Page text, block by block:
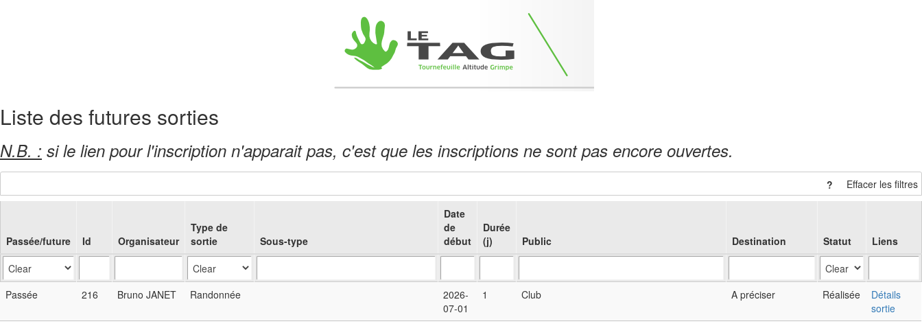
Liste des futures sorties
N.B. : si le lien pour l'inscription n'apparait pas, c'est que les inscriptions ne sont pas encore ouvertes.
? Effacer les filtres
Passée/future Id Organisateur
Type de
sortie
Sous-type
Date
de
début
Durée
(j)
Public Destination Statut Liens
Passée 216 Bruno JANET Randonnée
2026-
07-01
1 Club A préciser Réalisée
Détails
sortie